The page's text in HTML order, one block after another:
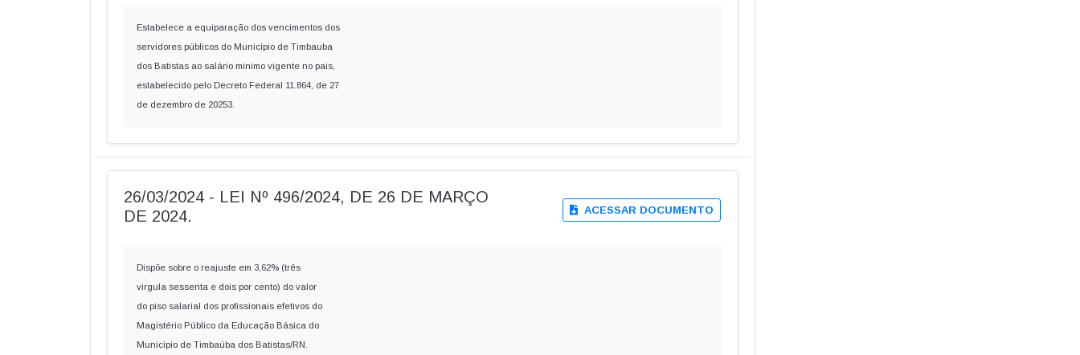
Estabelece a equiparação dos vencimentos dos
servidores públicos do Município de Timbauba
dos Batistas ao salário minimo vigente no pais,
estabelecido pelo Decreto Federal 11.864, de 27
de dezembro de 20253.
26/03/2024 - LEI Nº 496/2024, DE 26 DE MARÇO
DE 2024.
ACESSAR DOCUMENTO
Dispõe sobre o reajuste em 3,62% (três
virgula sessenta e dois por cento) do valor
do piso salarial dos profissionais efetivos do
Magistério Público da Educação Básica do
Município de Timbaúba dos Batistas/RN.